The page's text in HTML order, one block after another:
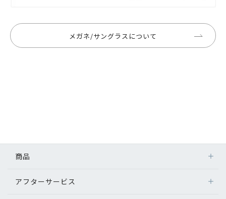
メガネ/サングラスについて
商品
アフターサービス